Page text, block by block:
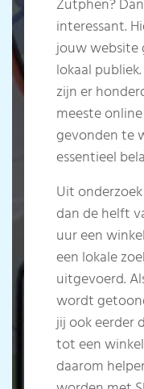
Zutphen?
interessant.
jouw
lokaal
zijn er
meeste
gevonden te
essentieel
Uit
dan de helft
uur een
een lokale
uitgevoerd.
wordt
jij ook eerder
tot een
daarom